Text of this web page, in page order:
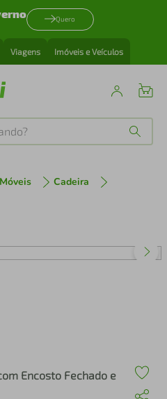
Quero
Viagens Imóveis e Veículos
Móveis Cadeira
Encosto Fechado e